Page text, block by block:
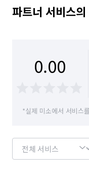
파트너 서비스
0.00
*실제 미소에서 서비스